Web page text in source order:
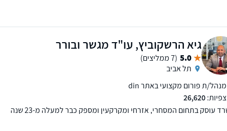
גיא הרשקוביץ, עו"ד מגשר ובורר
5.0 (7 ממליצים)
תל אביב
מנהל/ת פורום מקצועי באתר din
צפיות:26,620
המשרד עוסק בתחום המסחרי, אזרחי ומקרקעין ומספק כבר למעלה מ-23 שנה